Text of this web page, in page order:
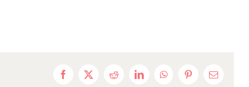
Facebook
X RedditLinkedInWhatsAppPinterestEmail